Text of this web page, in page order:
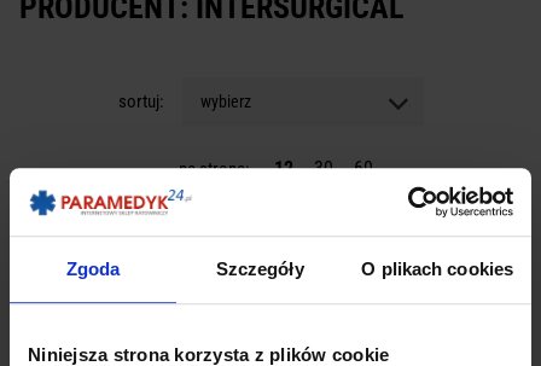
Zgoda Szczegóły O plikach cookies
Niniejsza strona korzysta z plików cookie
PRODUCENT: INTERSURGICAL
sortuj: wybierz
na stronę: 12 30 60